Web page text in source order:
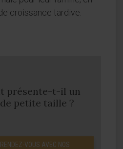
croissance tardive.
présente-t-il un
petite taille ?
VOUS AVEC NOS